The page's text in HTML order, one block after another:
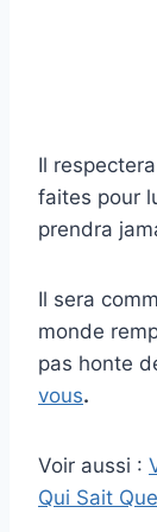
Il
faites pour
prendra
Il sera
monde
pas honte
vous.
Voir aussi :
Qui Sait